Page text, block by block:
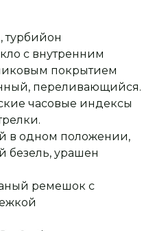
турбийон
с внутренним
покрытием
переливающийся.
часовые индексы
в одном положении,
безель, урашен
ремешок с
все вопросы
с выбором